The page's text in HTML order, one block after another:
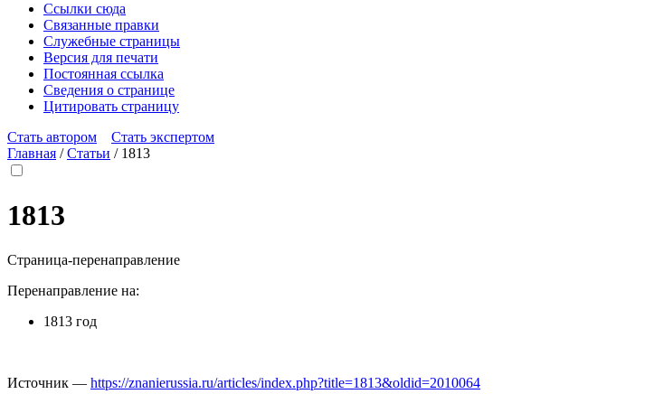
Ссылки сюда
Связанные правки
Служебные страницы
Версия для печати
Постоянная ссылка
Сведения о странице
Цитировать страницу
Стать автором
Стать экспертом
Главная /Статьи / 1813
1813
Страница-перенаправление
Перенаправление на:
1813 год
Источник — https://znanierussia.ru/articles/index.php?title=1813&oldid=2010064